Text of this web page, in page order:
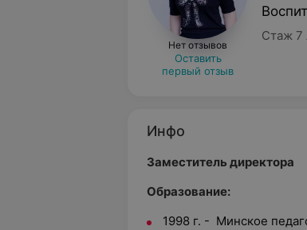
Нет отзывов
Оставить
первый отзыв
Стаж 7
Инфо
Заместитель директора
Образование:
1998 г. - Минское